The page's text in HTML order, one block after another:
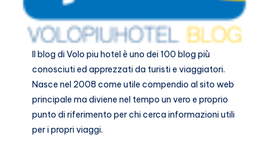
Il blog diVolo piu hotelè uno dei 100 blog più
conosciuti ed apprezzati da turisti e viaggiatori.
Nasce nel 2008 come utile compendio al sito web
principale ma diviene nel tempo un vero e proprio
punto di riferimento per chi cerca informazioni utili
per i propri viaggi.